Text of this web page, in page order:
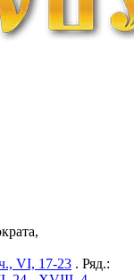
VI, 17-23 . Ряд.: